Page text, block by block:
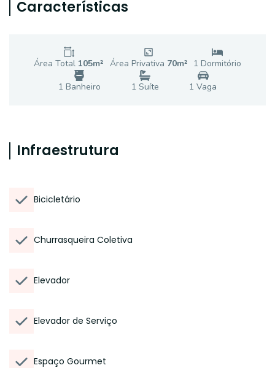
Características
Área Total 105m² Área Privativa 70m² 1 Dormitório
1 Banheiro 1 Suíte 1 Vaga
Infraestrutura
Bicicletário
Churrasqueira Coletiva
Elevador
Elevador de Serviço
Espaço Gourmet